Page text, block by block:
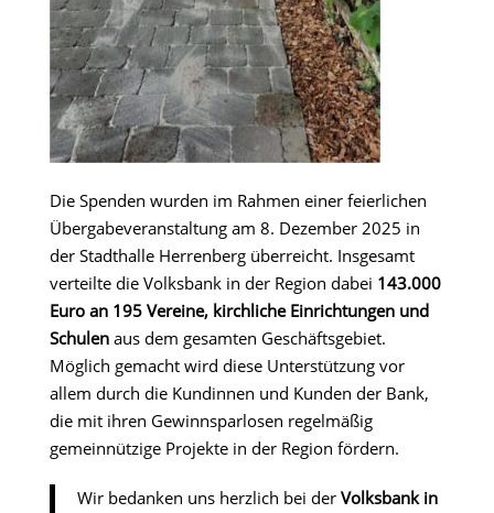
Die Spenden wurden im Rahmen einer feierlichen
Übergabeveranstaltung am 8. Dezember 2025 in
der Stadthalle Herrenberg überreicht. Insgesamt
verteilte die Volksbank in der Region dabei 143.000
Euro an 195 Vereine, kirchliche Einrichtungen und
Schulenaus dem gesamten Geschäftsgebiet.
Möglich gemacht wird diese Unterstützung vor
allem durch die Kundinnen und Kunden der Bank,
die mit ihren Gewinnsparlosen regelmäßig
gemeinnützige Projekte in der Region fördern.
Wir bedanken uns herzlich bei der Volksbank in